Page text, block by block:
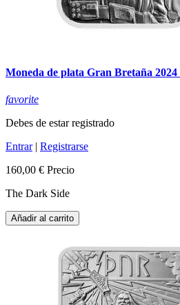
Moneda de plata Gran Bretaña
favorite
Debes de estar registrado
Entrar| Registrarse
160,00 € Precio
The Dark Side
Añadir al carrito